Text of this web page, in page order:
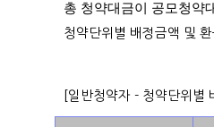
총 청약대금이 공모청약
청약단위별 배정금액 및
[일반청약자 - 청약단위별